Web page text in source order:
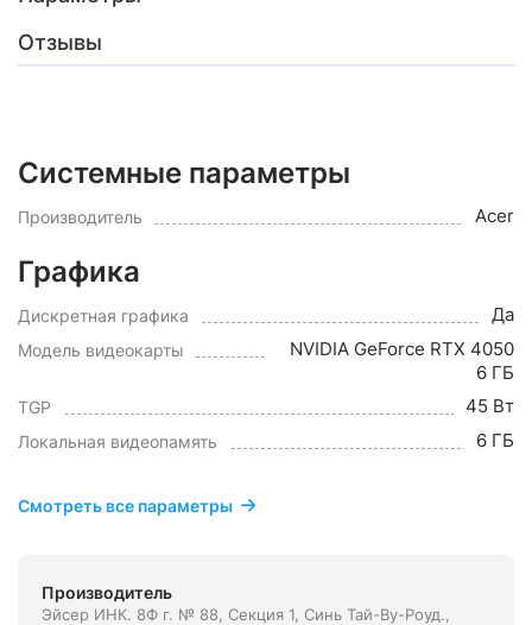
Отзывы
Системные параметры
Производитель Acer
Графика
Дискретная графика Да
Модель видеокарты
NVIDIA GeForce RTX 4050
6 ГБ
TGP 45 Вт
Локальная видеопамять 6 ГБ
Смотреть все параметры
Производитель
Эйсер ИНК. 8Ф г. № 88, Секция 1, Синь Тай-Ву-Роуд.,